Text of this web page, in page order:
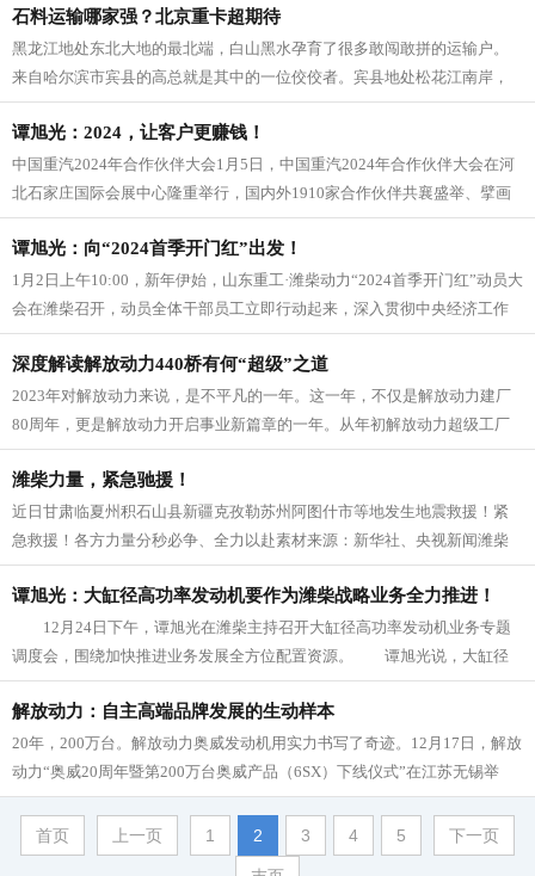
石料运输哪家强？北京重卡超期待
黑龙江地处东北大地的最北端，白山黑水孕育了很多敢闯敢拼的运输户。
来自哈尔滨市宾县的高总就是其中的一位佼佼者。宾县地处松花江南岸，
张广才岭西麓支脉。境内多山地丘陵...
谭旭光：2024，让客户更赚钱！
中国重汽2024年合作伙伴大会1月5日，中国重汽2024年合作伙伴大会在河
北石家庄国际会展中心隆重举行，国内外1910家合作伙伴共襄盛举、擘画
未来。石家庄市委副...
谭旭光：向“2024首季开门红”出发！
1月2日上午10:00，新年伊始，山东重工·潍柴动力“2024首季开门红”动员大
会在潍柴召开，动员全体干部员工立即行动起来，深入贯彻中央经济工作
会议、山东省委经...
深度解读解放动力440桥有何“超级”之道
2023年对解放动力来说，是不平凡的一年。这一年，不仅是解放动力建厂
80周年，更是解放动力开启事业新篇章的一年。从年初解放动力超级工厂
投产暨奥威16L机产品下线...
潍柴力量，紧急驰援！
近日甘肃临夏州积石山县新疆克孜勒苏州阿图什市等地发生地震救援！紧
急救援！各方力量分秒必争、全力以赴素材来源：新华社、央视新闻潍柴
也第一时间推出暖心服务举措为灾区...
谭旭光：大缸径高功率发动机要作为潍柴战略业务全力推进！
12月24日下午，谭旭光在潍柴主持召开大缸径高功率发动机业务专题
调度会，围绕加快推进业务发展全方位配置资源。 谭旭光说，大缸径
高功率发动机业务是潍柴向全领...
解放动力：自主高端品牌发展的生动样本
20年，200万台。解放动力奥威发动机用实力书写了奇迹。12月17日，解放
动力“奥威20周年暨第200万台奥威产品（6SX）下线仪式”在江苏无锡举
行。动力总成产...
首页 上一页 1 2 3 4 5 下一页